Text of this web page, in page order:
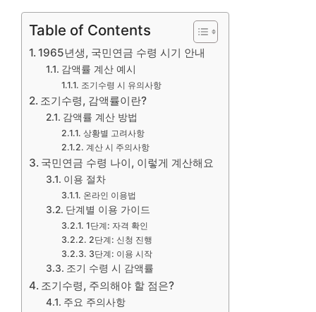
Table of Contents
1965년생, 국민연금 수령 시기 안내
감액률 계산 예시
조기수령 시 유의사항
조기수령, 감액률이란?
감액률 계산 방법
상황별 고려사항
계산 시 주의사항
국민연금 수령 나이, 이렇게 계산해요
이용 절차
온라인 이용법
단계별 이용 가이드
1단계: 자격 확인
2단계: 신청 진행
3단계: 이용 시작
조기 수령 시 감액률
조기수령, 주의해야 할 점은?
주요 주의사항